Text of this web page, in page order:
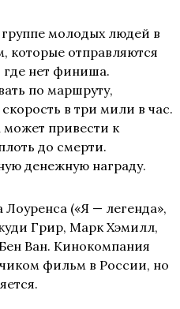
молодых людей в
которые отправляются
нет финиша.
по маршруту,
в три мили в час.
привести к
до смерти.
денежную награду.
(«Я — легенда»,
Грир, Марк Хэмилл,
Ван. Кинокомпания
фильм в России, но